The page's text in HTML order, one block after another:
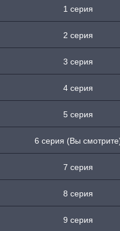
1 серия
2 серия
3 серия
4 серия
5 серия
6 серия (Вы
7 серия
8 серия
9 серия